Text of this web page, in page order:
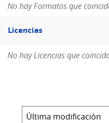
No hay Formatos que
Filtro
Licencias
Licencias
No hay Licencias que